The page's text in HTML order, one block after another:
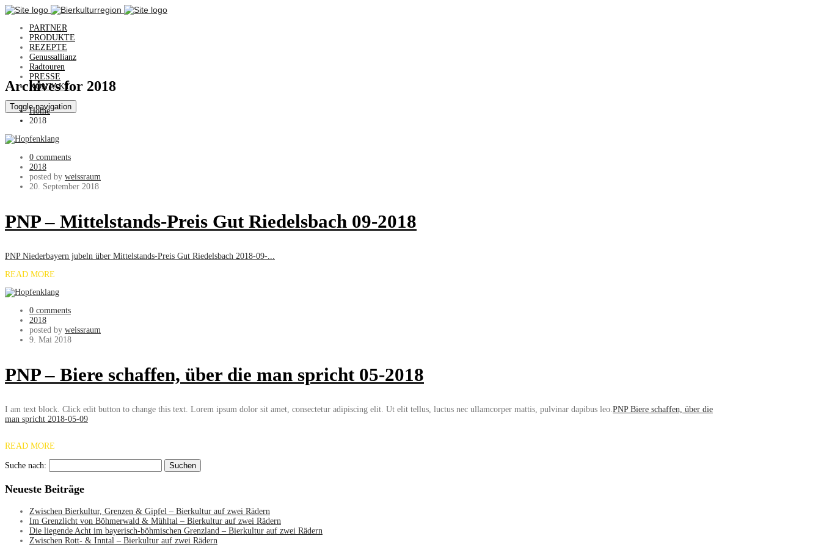
PARTNER
PRODUKTE
REZEPTE
Genussallianz
Radtouren
PRESSE
KONTAKT
Toggle navigation
Archives for 2018
Home
2018
0 comments
2018
posted by weissraum
20. September 2018
PNP – Mittelstands-Preis Gut Riedelsbach 09-2018
PNP Niederbayern jubeln über Mittelstands-Preis Gut Riedelsbach 2018-09-...
READ MORE
0 comments
2018
posted by weissraum
9. Mai 2018
PNP – Biere schaffen, über die man spricht 05-2018
I am text block. Click edit button to change this text. Lorem ipsum dolor sit amet, consectetur adipiscing elit. Ut elit tellus, luctus nec ullamcorper mattis, pulvinar dapibus leo.PNP Biere schaffen, über die
man spricht 2018-05-09
READ MORE
Suche nach:
Neueste Beiträge
Zwischen Bierkultur, Grenzen & Gipfel – Bierkultur auf zwei Rädern
Im Grenzlicht von Böhmerwald & Mühltal – Bierkultur auf zwei Rädern
Die liegende Acht im bayerisch-böhmischen Grenzland – Bierkultur auf zwei Rädern
Zwischen Rott- & Inntal – Bierkultur auf zwei Rädern